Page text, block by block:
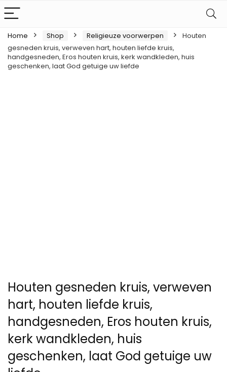
Home Shop Religieuze voorwerpen
Houten
gesneden kruis, verweven hart, houten liefde kruis,
handgesneden, Eros houten kruis, kerk wandkleden, huis
geschenken, laat God getuige uw liefde
Houten gesneden kruis, verweven
hart, houten liefde kruis,
handgesneden, Eros houten kruis,
kerk wandkleden, huis
geschenken, laat God getuige uw